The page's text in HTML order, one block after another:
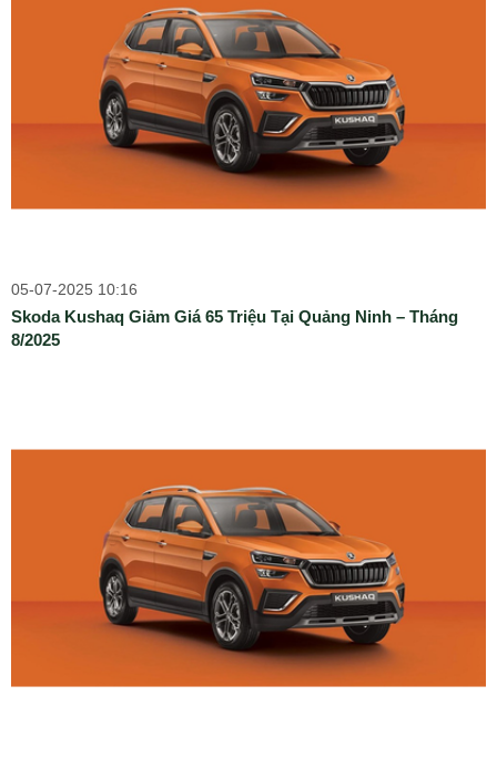
05-07-2025 10:16
Skoda Kushaq Giảm Giá 65 Triệu Tại Quảng Ninh – Tháng
8/2025